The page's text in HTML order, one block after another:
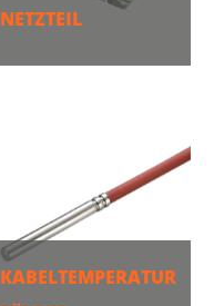
NETZTEIL
KABELTEMPERATUR